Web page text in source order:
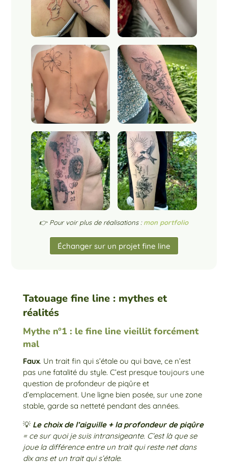
👉 Pour voir plus de réalisations :mon portfolio
Échanger sur un projet fine line
Tatouage fine line : mythes et
réalités
Mythe n°1 : le fine line vieillit forcément
mal
Faux. Un trait fin qui s’étale ou qui bave, ce n’est
pas une fatalité du style. C’est presque toujours une
question de profondeur de piqûre et
d’emplacement. Une ligne bien posée, sur une zone
stable, garde sa netteté pendant des années.
💡 Le choix de l’aiguille + la profondeur de piqûre
= ce sur quoi je suis intransigeante. C’est là que se
joue la différence entre un trait qui reste net dans
dix ans et un trait qui s’étale.